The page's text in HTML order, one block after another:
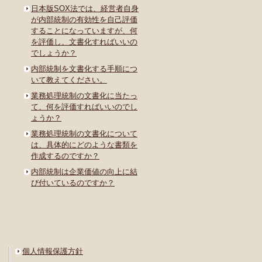
日本版SOX法では、経営者自身
が内部統制の有効性を自己評価
することになっていますが、何
を評価し、文書化すればいいの
でしょうか？
内部統制を文書化する手順につ
いて教えてください。
業務処理統制の文書化に当たっ
て、何を評価すればいいのでし
ょうか？
業務処理統制の文書化について
は、具体的にどのような書類を
作成するのですか？
内部統制は企業価値の向上に結
び付いているのですか？
個人情報保護方針